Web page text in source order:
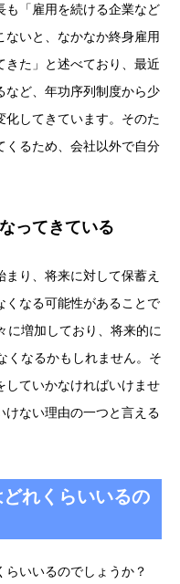
も「雇用を続ける企業など
いと、なかなか終身雇用
きた」と述べており、最近
など、年功序列制度から少
化してきています。そのた
くるため、会社以外で自分
ってきている
り、将来に対して保蓄え
くなる可能性があることで
に増加しており、将来的に
くなるかもしれません。そ
していかなければいけませ
けない理由の一つと言える
れくらいいるの
いいるのでしょうか？